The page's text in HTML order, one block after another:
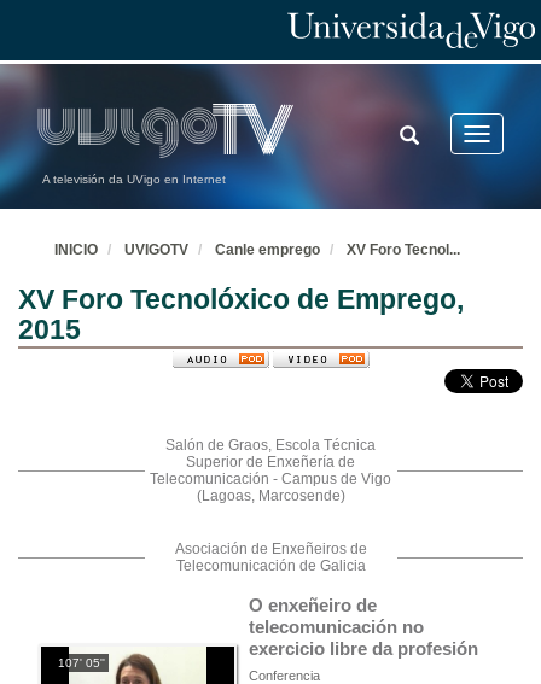
A televisión da UVigo en Internet
Toggle
TOGGLE
SEARCH
INICIO UVIGOTV Canle emprego XV Foro Tecnol ...
XV Foro Tecnolóxico de Emprego,
2015
Salón de Graos, Escola Técnica
Superior de Enxeñería de
Telecomunicación - Campus de Vigo
(Lagoas, Marcosende)
Asociación de Enxeñeiros de
Telecomunicación de Galicia
107' 05''
O enxeñeiro de
telecomunicación no
exercicio libre da profesión
Conferencia